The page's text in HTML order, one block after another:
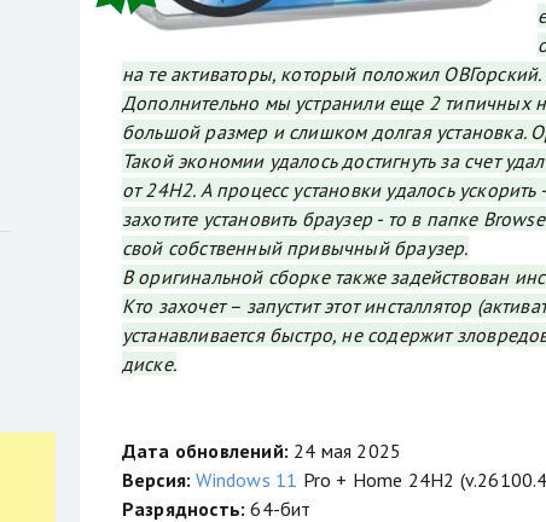
на те активаторы, который положил
Дополнительно мы устранили еще 2 типичных
большой размер и слишком долгая установка.
Такой экономии удалось достигнуть за счет
от 24H2. А процесс установки удалось
захотите установить браузер - то в папке
свой собственный привычный браузер.
В оригинальной сборке также задействован
Кто захочет – запустит этот инсталлятор
устанавливается быстро, не содержит
диске.
Дата обновлений: 24 мая 2025
Версия: Windows 11 Pro + Home 24H2
Разрядность: 64-бит